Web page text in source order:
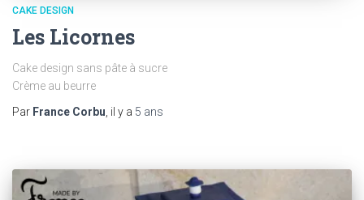
CAKE DESIGN
Les Licornes
Cake design sans pâte à sucre
Crème au beurre
Par France Corbu, il y a 5 ans